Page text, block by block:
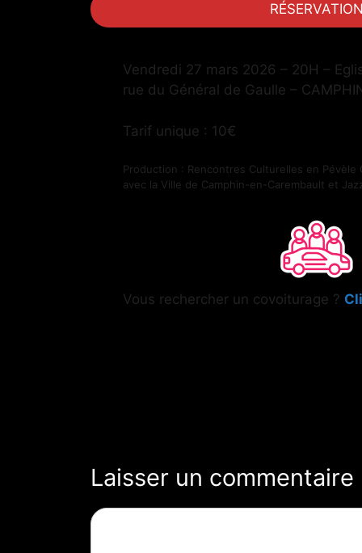
RÉSERVATION
Vendredi 27 mars 2026 – 20H –
rue du Général de Gaulle –
Tarif unique : 10€
Production : Rencontres Culturelles en Pévèle
avec la Ville de Camphin-en-Carembault et
Vous rechercher un covoiturage ?
Laisser un commentaire
Commentaire